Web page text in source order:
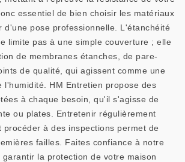
essentiel de bien choisir les matériaux
d'une pose professionnelle. L'étanchéité
limite pas à une simple couverture ; elle
de membranes étanches, de pare-
de qualité, qui agissent comme une
l'humidité. HM Entretien propose des
à chaque besoin, qu'il s'agisse de
ou plates. Entretenir régulièrement
procéder à des inspections permet de
failles. Faites confiance à notre
la protection de votre maison